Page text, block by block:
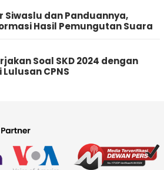
Siwaslu dan Panduannya,
Hasil Pemungutan Suara
Soal SKD 2024 dengan
CPNS